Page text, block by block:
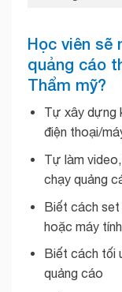
Học viên sẽ
quảng cáo
Thẩm mỹ?
Tự xây dựng
điện thoại/
Tự làm
chạy quảng
Biết cách set
hoặc máy tính
Biết cách tối
quảng cáo